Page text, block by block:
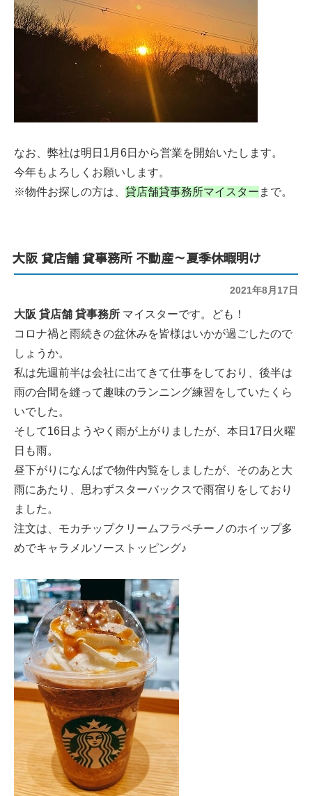
なお、弊社は明日1月6日から営業を開始いたします。
今年もよろしくお願いします。
※物件お探しの方は、 貸店舗貸事務所マイスター まで。
投
日:
2021年8月17日
大阪 貸店舗 貸事務所 不動産～夏季休暇明け
大阪 貸店舗 貸事務所 マイスターです。ども！
コロナ禍と雨続きの盆休みを皆様はいかが過ごしたので
しょうか。
私は先週前半は会社に出てきて仕事をしており、後半は
雨の合間を縫って趣味のランニング練習をしていたくら
いでした。
そして16日ようやく雨が上がりましたが、本日17日火曜
日も雨。
昼下がりになんばで物件内覧をしましたが、そのあと大
雨にあたり、思わずスターバックスで雨宿りをしており
ました。
注文は、モカチップクリームフラペチーノのホイップ多
めでキャラメルソーストッピング♪